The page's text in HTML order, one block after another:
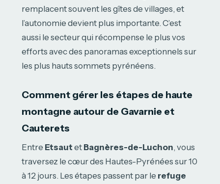
remplacent souvent les gîtes de villages, et
l’autonomie devient plus importante. C’est
aussi le secteur qui récompense le plus vos
efforts avec des panoramas exceptionnels sur
les plus hauts sommets pyrénéens.
Comment gérer les étapes de haute
montagne autour de Gavarnie et
Cauterets
Entre Etsaut et Bagnères-de-Luchon, vous
traversez le cœur des Hautes-Pyrénées sur 10
à 12 jours. Les étapes passent par le refuge